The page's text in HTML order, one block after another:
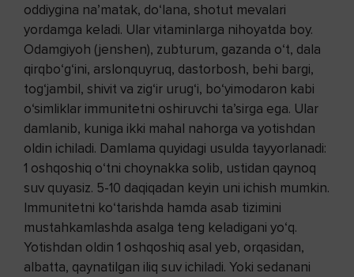
oddiygina na’matak, do‘lana, shotut mevalari
yordamga keladi. Ular vitaminlarga nihoyatda boy.
Odamgiyoh (jenshen), zubturum, gazanda o‘t, dala
qirqbo‘g‘ini, arslonquyruq, dastorbosh, behi bargi,
tog‘jambil, shivit va zig‘ir urug‘i, bo‘yimodaron kabi
o‘simliklar immunitetni oshiruvchi ta’sirga ega. Ular
damlanib, kuniga ikki mahal nahorga va yotishdan
oldin ichiladi. Damlama quyidagi usulda tayyorlanadi:
1 oshqoshiq o‘tni choynakka solib, ustidan qaynoq
suv quyasiz. 5-10 daqiqadan keyin uni ichish mumkin.
Immunitetni ko‘tarishda hamda asab tizimini
mustahkamlashda asalga teng keladigani yo‘q.
Yotishdan oldin 1 oshqoshiq asal yeb, orqasidan,
albatta, qaynatilgan iliq suv ichiladi. Yoki sedanani